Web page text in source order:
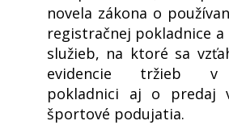
novela zákona o
registračnej pokladnice
služieb, na ktoré sa
evidencie tržieb v
pokladnici aj o predaj
športové podujatia.